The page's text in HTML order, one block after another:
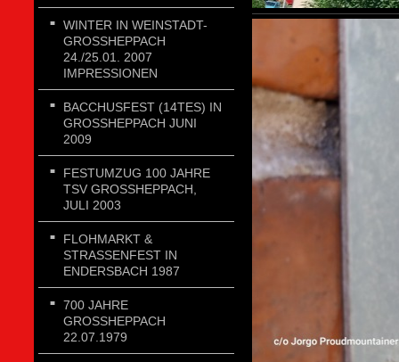
WINTER IN WEINSTADT-
GROSSHEPPACH 2
4./25.01. 2007 I
MPRESSIONEN
BACCHUSFEST (14TES) IN
GROSSHEPPACH JUNI 2
009
FESTUMZUG 100 JAHRE
TSV GROSSHEPPACH, J
ULI 2003
FLOHMARKT &
STRASSENFEST IN E
NDERSBACH 1987
700 JAHRE
GROSSHEPPACH 2
2.07.1979